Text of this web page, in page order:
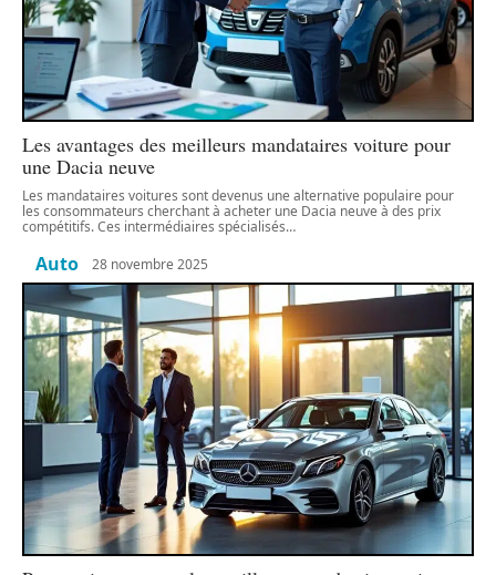
Les avantages des meilleurs mandataires voiture pour
une Dacia neuve
Les mandataires voitures sont devenus une alternative populaire pour
les consommateurs cherchant à acheter une Dacia neuve à des prix
compétitifs. Ces intermédiaires spécialisés…
Auto 28 novembre 2025